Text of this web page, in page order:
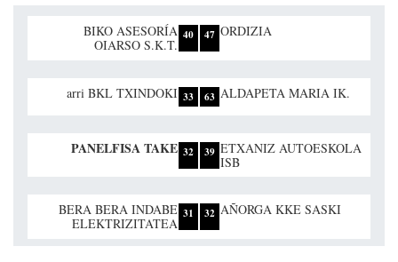
BIKO ASESORÍA
OIARSO S.K.T.
40 47 ORDIZIA
arri BKL TXINDOKI 33 63 ALDAPETA MARIA IK.
PANELFISA TAKE 32 39 ETXANIZ AUTOESKOLA
ISB
BERA BERA INDABE
ELEKTRIZITATEA
31 32 AÑORGA KKE SASKI